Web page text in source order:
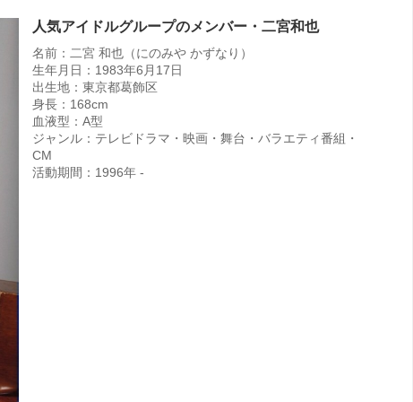
人気アイドルグループのメンバー・二宮和也
名前：二宮 和也（にのみや かずなり）
生年月日：1983年6月17日
出生地：東京都葛飾区
身長：168cm
血液型：A型
ジャンル：テレビドラマ・映画・舞台・バラエティ番組・
CM
活動期間：1996年 -